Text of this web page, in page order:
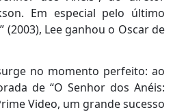
Em especial pelo último
(2003), Lee ganhou o Oscar de
no momento perfeito: ao
de “O Senhor dos Anéis:
Video, um grande sucesso